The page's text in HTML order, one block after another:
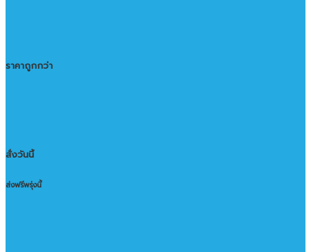
ราคาถูกกว่า
สั่งวันนี้
ส่งฟรีพรุ่งนี้